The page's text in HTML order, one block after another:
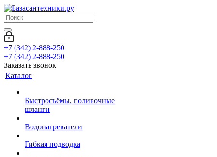
+7 (342) 2-888-250
+7 (342) 2-888-250
Заказать звонок
Каталог
Быстросъёмы, поливочные
шланги
Водонагреватели
Гибкая подводка